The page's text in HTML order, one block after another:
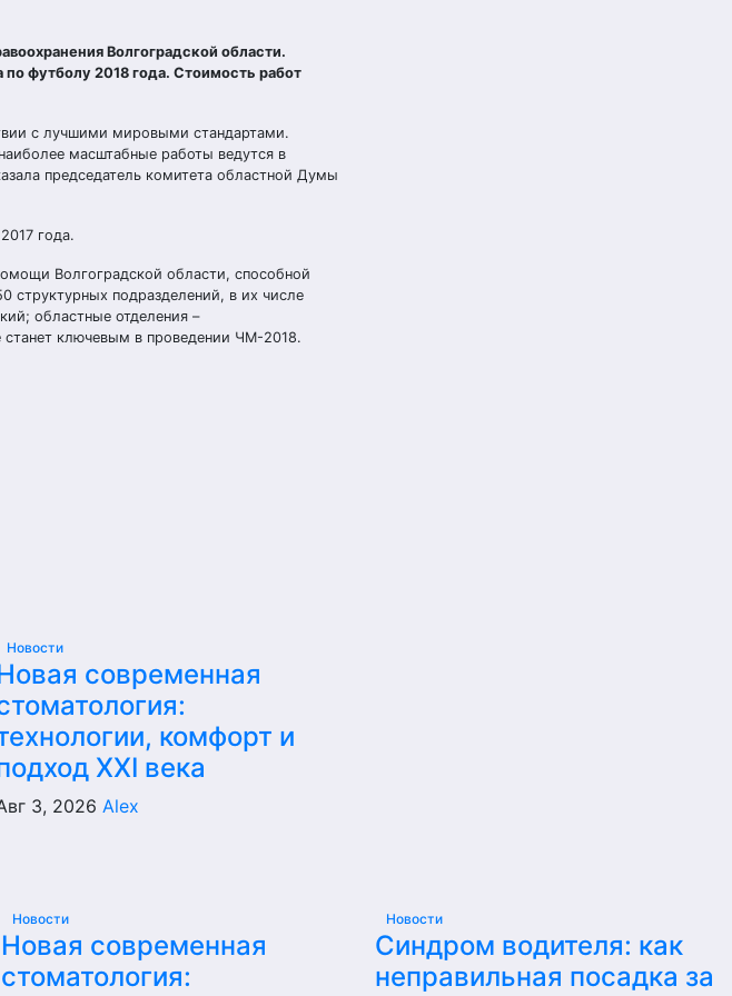
Волгоградской области.
футболу 2018 года. Стоимость работ
с лучшими мировыми стандартами.
масштабные работы ведутся в
председатель комитета областной Думы
года.
Волгоградской области, способной
структурных подразделений, в их числе
областные отделения –
станет ключевым в проведении ЧМ-2018.
Новости
современная
комфорт и
XXI века
3, 2026 Alex
Новости
Новая современная
стоматология:
Новости
Синдром водителя: как
неправильная посадка за